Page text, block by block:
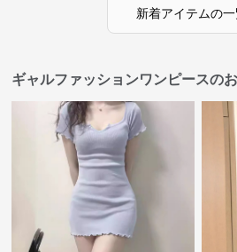
新着アイテムの
ギャルファッションワンピースの